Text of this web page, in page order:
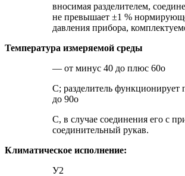
вносимая разделителем,
не превышает ±1 %
давления прибора,
Температура измеряемой среды
— от минус 40 до плюс 60о
С; разделитель функционирует
до 90о
С, в случае соединения его с
соединительный рукав.
Климатическое исполнение:
У2